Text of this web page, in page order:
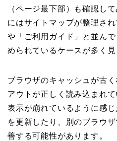
（ページ最下部）も確認し
にはサイトマップが整理さ
や「ご利用ガイド」と並ん
められているケースが多く見
ブラウザのキャッシュが古
アウトが正しく読み込まれ
表示が崩れているように感
を更新したり、別のブラウ
善する可能性があります。